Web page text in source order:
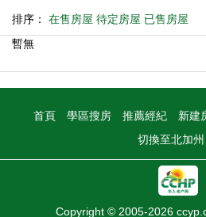
排序： 在售房屋 待定房屋 已售房屋
暫無
首頁 學區搜房 推薦經紀 新建
切換至北加州
Copyright © 2005-2026